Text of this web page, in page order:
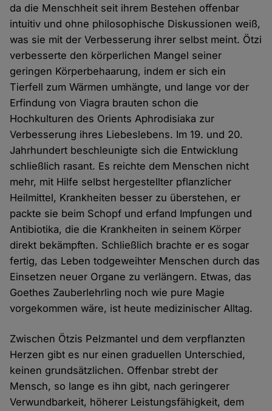
da die Menschheit seit ihrem Bestehen offenbar
intuitiv und ohne philosophische Diskussionen weiß,
was sie mit der Verbesserung ihrer selbst meint. Ötzi
verbesserte den körperlichen Mangel seiner
geringen Körperbehaarung, indem er sich ein
Tierfell zum Wärmen umhängte, und lange vor der
Erfindung von Viagra brauten schon die
Hochkulturen des Orients Aphrodisiaka zur
Verbesserung ihres Liebeslebens. Im 19. und 20.
Jahrhundert beschleunigte sich die Entwicklung
schließlich rasant. Es reichte dem Menschen nicht
mehr, mit Hilfe selbst hergestellter pflanzlicher
Heilmittel, Krankheiten besser zu überstehen, er
packte sie beim Schopf und erfand Impfungen und
Antibiotika, die die Krankheiten in seinem Körper
direkt bekämpften. Schließlich brachte er es sogar
fertig, das Leben todgeweihter Menschen durch das
Einsetzen neuer Organe zu verlängern. Etwas, das
Goethes Zauberlehrling noch wie pure Magie
vorgekommen wäre, ist heute medizinischer Alltag.
Zwischen Ötzis Pelzmantel und dem verpflanzten
Herzen gibt es nur einen graduellen Unterschied,
keinen grundsätzlichen. Offenbar strebt der
Mensch, so lange es ihn gibt, nach geringerer
Verwundbarkeit, höherer Leistungsfähigkeit, dem